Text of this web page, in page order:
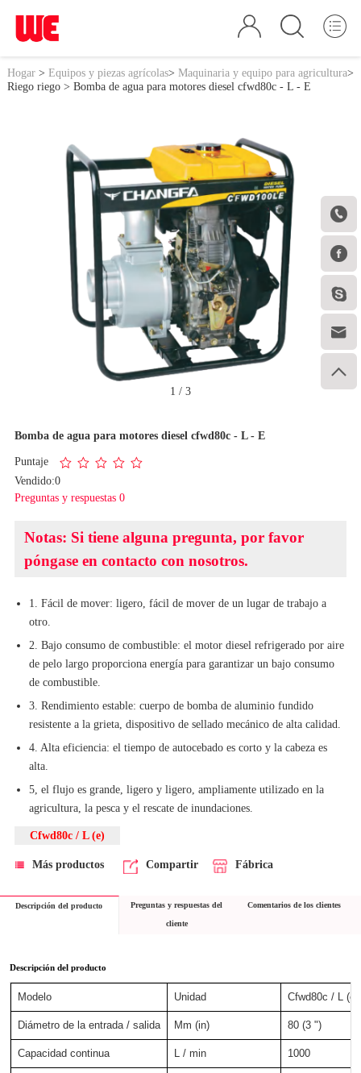





Hogar> Equipos y piezas agrícolas> Maquinaria y equipo para agricultura>
Riego riego> Bomba de agua para motores diesel cfwd80c - L - E
1 / 3
Bomba de agua para motores diesel cfwd80c - L - E
Puntaje
Vendido:0
Preguntas y respuestas 0
Notas: Si tiene alguna pregunta, por favor
póngase en contacto con nosotros.
1. Fácil de mover: ligero, fácil de mover de un lugar de trabajo a
otro.
2. Bajo consumo de combustible: el motor diesel refrigerado por aire
de pelo largo proporciona energía para garantizar un bajo consumo
de combustible.
3. Rendimiento estable: cuerpo de bomba de aluminio fundido
resistente a la grieta, dispositivo de sellado mecánico de alta calidad.
4. Alta eficiencia: el tiempo de autocebado es corto y la cabeza es
alta.
5, el flujo es grande, ligero y ligero, ampliamente utilizado en la
agricultura, la pesca y el rescate de inundaciones.
Cfwd80c / L (e)
Más productos Compartir Fábrica
Descripción del producto Preguntas y respuestas del
cliente
Comentarios de los clientes
Descripción del producto
Modelo Unidad Cfwd80c / L (e)
Diámetro de la entrada / salida Mm (in) 80 (3 ")
Capacidad continua L / min 1000